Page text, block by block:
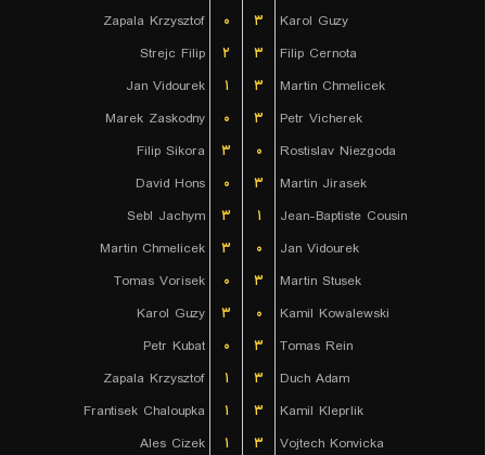
Zapala Krzysztof
۰ ۳
Karol Guzy
Strejc Filip
۲ ۳
Filip Cernota
Jan Vidourek
۱ ۳
Martin Chmelicek
Marek Zaskodny
۰ ۳
Petr Vicherek
Filip Sikora
۳ ۰
Rostislav Niezgoda
David Hons
۰ ۳
Martin Jirasek
Sebl Jachym
۳ ۱
Jean-Baptiste Cousin
Martin Chmelicek
۳ ۰
Jan Vidourek
Tomas Vorisek
۰ ۳
Martin Stusek
Karol Guzy
۳ ۰
Kamil Kowalewski
Petr Kubat
۰ ۳
Tomas Rein
Zapala Krzysztof
۱ ۳
Duch Adam
Frantisek Chaloupka
۱ ۳
Kamil Kleprlik
Ales Cizek
۱ ۳
Vojtech Konvicka